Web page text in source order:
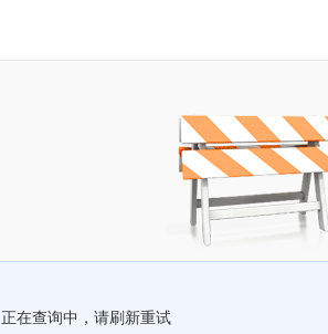
正在查询中，请刷新重试